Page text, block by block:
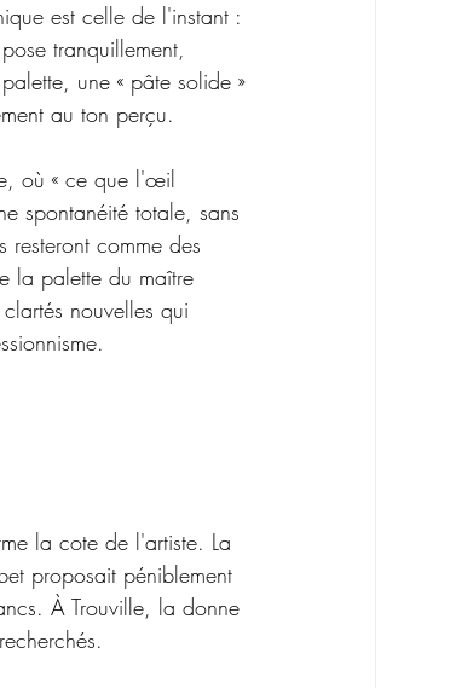
est celle de l'instant :
tranquillement,
une « pâte solide »
au ton perçu.
où « ce que l'œil
spontanéité totale, sans
resteront comme des
la palette du maître
nouvelles qui
la cote de l'artiste. La
proposait péniblement
À Trouville, la donne